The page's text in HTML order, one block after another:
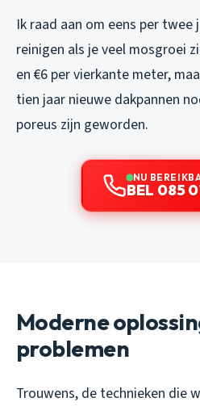
Ik raad aan om eens per twee
reinigen als je veel mosgroei
en €6 per vierkante meter,
tien jaar nieuwe dakpannen
poreus zijn geworden.
NU
BEL 085
Moderne
problemen
Trouwens, de technieken die